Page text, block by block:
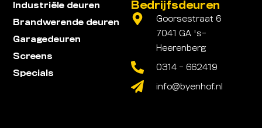
Bedrijfsdeuren
Goorsestraat 6
7041 GA 's-
Heerenberg
0314 - 662419
info@byenhof.nl
Industriële deuren
Brandwerende deuren
Garagedeuren
Screens
Specials